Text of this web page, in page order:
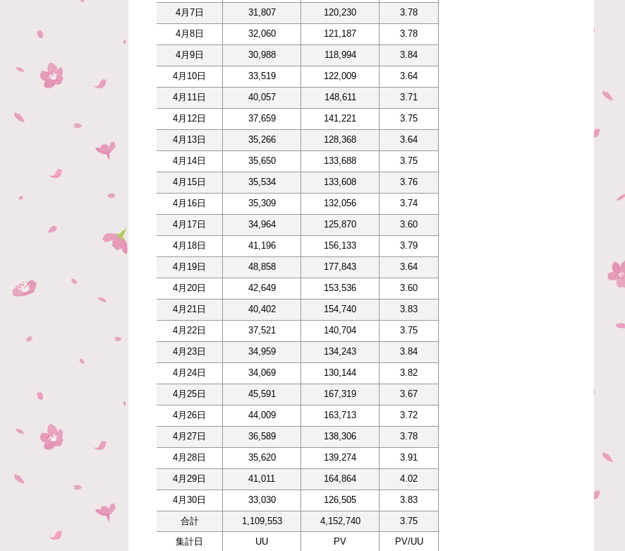
4月7日
31,807 120,230
3.78
4月8日
32,060 121,187
3.78
4月9日
30,988 118,994
3.84
4月10日
33,519 122,009
3.64
4月11日
40,057 148,611
3.71
4月12日
37,659 141,221
3.75
4月13日
35,266 128,368
3.64
4月14日
35,650 133,688
3.75
4月15日
35,534 133,608
3.76
4月16日
35,309 132,056
3.74
4月17日
34,964 125,870
3.60
4月18日
41,196 156,133
3.79
4月19日
48,858 177,843
3.64
4月20日
42,649 153,536
3.60
4月21日
40,402 154,740
3.83
4月22日
37,521 140,704
3.75
4月23日
34,959 134,243
3.84
4月24日
34,069 130,144
3.82
4月25日
45,591 167,319
3.67
4月26日
44,009 163,713
3.72
4月27日
36,589 138,306
3.78
4月28日
35,620 139,274
3.91
4月29日
41,011 164,864
4.02
4月30日
33,030 126,505
3.83
合計
1,109,553 4,152,740
3.75
集計日
UU PV PV/UU